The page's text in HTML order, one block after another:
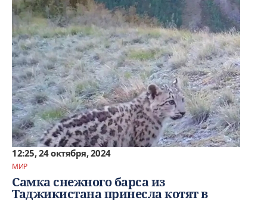
12:25, 24 октября, 2024
МИР
Самка снежного барса из
Таджикистана принесла котят в